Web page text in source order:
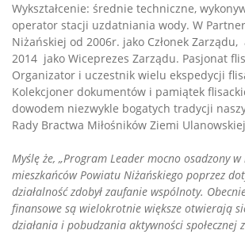
Wykształcenie: średnie techniczne,
operator stacji uzdatniania wody. W
Niżańskiej od 2006r. jako Członek
2014 jako Wiceprezes Zarządu. Pasjonat
Organizator i uczestnik wielu ekspedycji
Kolekcjoner dokumentów i pamiątek
dowodem niezwykle bogatych tradycji
Rady Bractwa Miłośników Ziemi
Myślę że, „Program Leader mocno osadzony
mieszkańców Powiatu Niżańskiego poprzez
działalność zdobył zaufanie wspólnoty.
finansowe są wielokrotnie większe otwierają
działania i pobudzania aktywności społecznej